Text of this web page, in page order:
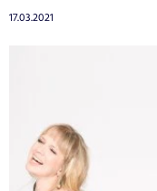
17.03.2021